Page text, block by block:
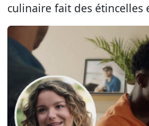
culinaire fait des étincelles